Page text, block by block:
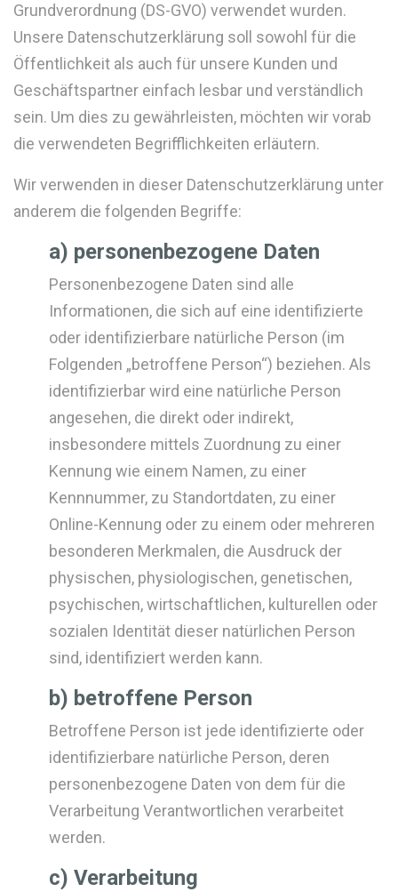
Grundverordnung (DS-GVO) verwendet wurden.
Unsere Datenschutzerklärung soll sowohl für die
Öffentlichkeit als auch für unsere Kunden und
Geschäftspartner einfach lesbar und verständlich
sein. Um dies zu gewährleisten, möchten wir vorab
die verwendeten Begrifflichkeiten erläutern.
Wir verwenden in dieser Datenschutzerklärung unter
anderem die folgenden Begriffe:
a) personenbezogene Daten
Personenbezogene Daten sind alle
Informationen, die sich auf eine identifizierte
oder identifizierbare natürliche Person (im
Folgenden „betroffene Person“) beziehen. Als
identifizierbar wird eine natürliche Person
angesehen, die direkt oder indirekt,
insbesondere mittels Zuordnung zu einer
Kennung wie einem Namen, zu einer
Kennnummer, zu Standortdaten, zu einer
Online-Kennung oder zu einem oder mehreren
besonderen Merkmalen, die Ausdruck der
physischen, physiologischen, genetischen,
psychischen, wirtschaftlichen, kulturellen oder
sozialen Identität dieser natürlichen Person
sind, identifiziert werden kann.
b) betroffene Person
Betroffene Person ist jede identifizierte oder
identifizierbare natürliche Person, deren
personenbezogene Daten von dem für die
Verarbeitung Verantwortlichen verarbeitet
werden.
c) Verarbeitung